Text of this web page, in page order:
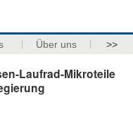
Über uns >>
Laufrad-Mikroteile